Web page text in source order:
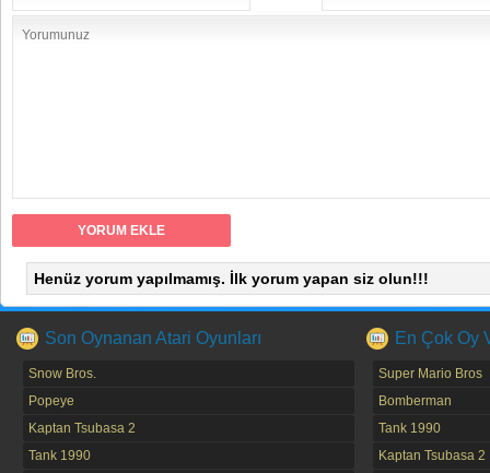
Henüz yorum yapılmamış. İlk yorum yapan siz olun!!!
Son Oynanan Atari Oyunları
Snow Bros.
Popeye
Kaptan Tsubasa 2
Tank 1990
En Çok Oy
Super Mario Bros
Bomberman
Tank 1990
Kaptan Tsubasa 2